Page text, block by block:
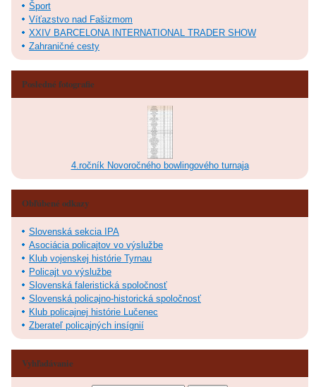
Šport
Víťazstvo nad Fašizmom
XXIV BARCELONA INTERNATIONAL TRADER SHOW
Zahraničné cesty
Posledné fotografie
4.ročník Novoročného bowlingového turnaja
Obľúbené odkazy
Slovenská sekcia IPA
Asociácia policajtov vo výslužbe
Klub vojenskej histórie Tyrnau
Policajt vo výslužbe
Slovenská faleristická spoločnosť
Slovenská policajno-historická spoločnosť
Klub policajnej histórie Lučenec
Zberateľ policajných insígnií
Vyhľadávanie